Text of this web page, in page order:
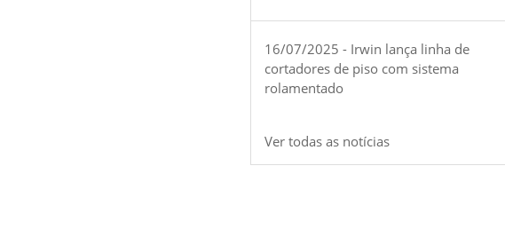
16/07/2025 - Irwin lança linha de
cortadores de piso com sistema
rolamentado
Ver todas as notícias